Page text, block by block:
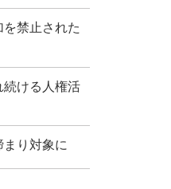
禁止された
続ける人権活
り対象に